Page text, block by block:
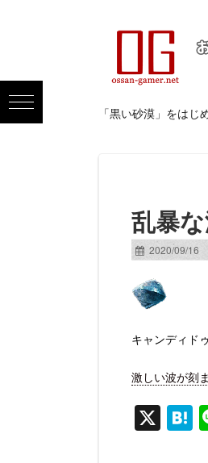
「黒い砂漠」をは
乱暴
2020/09/16
キャンディド
激しい波が刻
X